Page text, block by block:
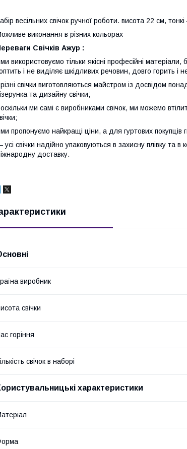
весільних свічок ручної роботи. висота 22 см,
виконання в різних кольорах
Свічків Ажур :
використовуємо тільки якісні професійні
і не виділяє шкідливих речовин, довго горить і
свічки виготовляються майстром із досвідом
та дизайну свічки;
ми самі є виробниками свічок, ми можемо
пропонуємо найкращі ціни, а для гуртових покупців
усі свічки надійно упаковуються в захисну плівку та
доставку.
виробник
свічки
горіння
свічок в наборі
характеристики